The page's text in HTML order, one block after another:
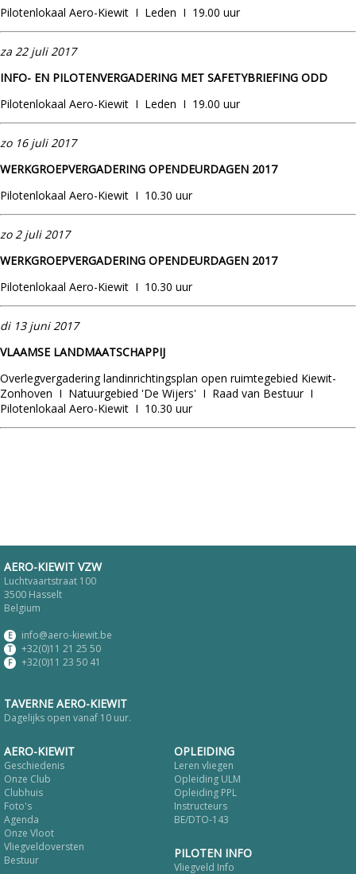
Pilotenlokaal Aero-Kiewit I Leden I 19.00 uur
za 22 juli 2017
INFO- EN PILOTENVERGADERING MET SAFETYBRIEFING ODD
Pilotenlokaal Aero-Kiewit I Leden I 19.00 uur
zo 16 juli 2017
WERKGROEPVERGADERING OPENDEURDAGEN 2017
Pilotenlokaal Aero-Kiewit I 10.30 uur
zo 2 juli 2017
WERKGROEPVERGADERING OPENDEURDAGEN 2017
Pilotenlokaal Aero-Kiewit I 10.30 uur
di 13 juni 2017
VLAAMSE LANDMAATSCHAPPIJ
Overlegvergadering landinrichtingsplan open ruimtegebied Kiewit-
Zonhoven I Natuurgebied 'De Wijers' I Raad van Bestuur I
Pilotenlokaal Aero-Kiewit I 10.30 uur
AERO-KIEWIT VZW
Luchtvaartstraat 100
3500 Hasselt
Belgium
E info@aero-kiewit.be
T +32(0)11 21 25 50
F +32(0)11 23 50 41
TAVERNE AERO-KIEWIT
Dagelijks open vanaf 10 uur.
AERO-KIEWIT
Geschiedenis
Onze Club
Clubhuis
Foto's
Agenda
Onze Vloot
Vliegveldoversten
Bestuur
OPLEIDING
Leren vliegen
Opleiding ULM
Opleiding PPL
Instructeurs
BE/DTO-143
PILOTEN INFO
Vliegveld Info